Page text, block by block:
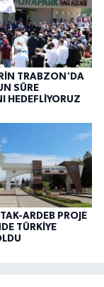
TRABZON'DA
SÜRE
HEDEFLİYORUZ
ARDEB PROJE
TÜRKİYE